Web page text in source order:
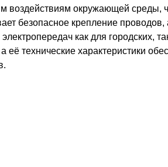
воздействиям окружающей среды,
безопасное крепление
как для городских,
технические характеристики